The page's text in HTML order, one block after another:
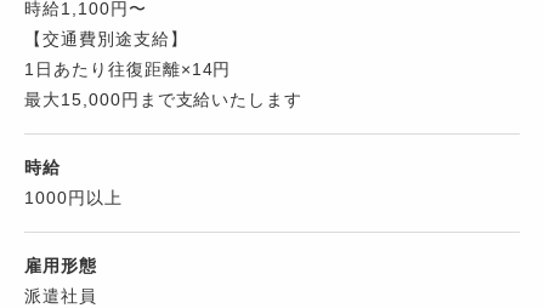
時給1,100円〜
【交通費別途支給】
1日あたり往復距離×14円
最大15,000円まで支給いたします
時給
1000円以上
雇用形態
派遣社員